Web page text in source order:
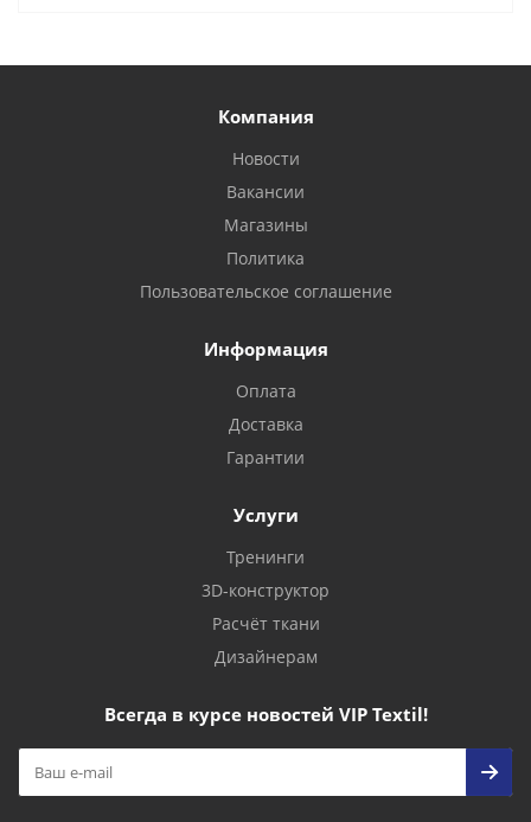
Компания
Новости
Вакансии
Магазины
Политика
Пользовательское соглашение
Информация
Оплата
Доставка
Гарантии
Услуги
Тренинги
3D-конструктор
Расчёт ткани
Дизайнерам
Всегда в курсе новостей VIP Textil!